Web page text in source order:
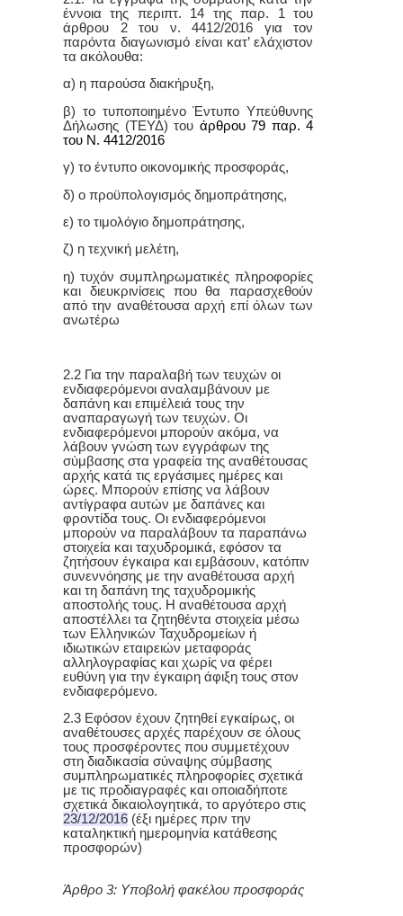
έννοια της περιπτ. 14 της παρ. 1 του
άρθρου 2 του ν. 4412/2016 για τον
παρόντα διαγωνισμό είναι κατ’ ελάχιστον
τα ακόλουθα:
α) η παρούσα διακήρυξη,
β) το τυποποιημένο Έντυπο Υπεύθυνης
Δήλωσης (ΤΕΥΔ) του άρθρου 79 παρ. 4
του Ν. 4412/2016
γ) το έντυπο οικονομικής προσφοράς,
δ) ο προϋπολογισμός δημοπράτησης,
ε) το τιμολόγιο δημοπράτησης,
ζ) η τεχνική μελέτη,
η) τυχόν συμπληρωματικές πληροφορίες
και διευκρινίσεις που θα παρασχεθούν
από την αναθέτουσα αρχή επί όλων των
ανωτέρω
2.2 Για την παραλαβή των τευχών οι
ενδιαφερόμενοι αναλαμβάνουν με
δαπάνη και επιμέλειά τους την
αναπαραγωγή των τευχών. Οι
ενδιαφερόμενοι μπορούν ακόμα, να
λάβουν γνώση των εγγράφων της
σύμβασης στα γραφεία της αναθέτουσας
αρχής κατά τις εργάσιμες ημέρες και
ώρες. Μπορούν επίσης να λάβουν
αντίγραφα αυτών με δαπάνες και
φροντίδα τους. Οι ενδιαφερόμενοι
μπορούν να παραλάβουν τα παραπάνω
στοιχεία και ταχυδρομικά, εφόσον τα
ζητήσουν έγκαιρα και εμβάσουν, κατόπιν
συνεννόησης με την αναθέτουσα αρχή
και τη δαπάνη της ταχυδρομικής
αποστολής τους. Η αναθέτουσα αρχή
αποστέλλει τα ζητηθέντα στοιχεία μέσω
των Ελληνικών Ταχυδρομείων ή
ιδιωτικών εταιρειών μεταφοράς
αλληλογραφίας και χωρίς να φέρει
ευθύνη για την έγκαιρη άφιξη τους στον
ενδιαφερόμενο.
2.3 Εφόσον έχουν ζητηθεί εγκαίρως, οι
αναθέτουσες αρχές παρέχουν σε όλους
τους προσφέροντες που συμμετέχουν
στη διαδικασία σύναψης σύμβασης
συμπληρωματικές πληροφορίες σχετικά
με τις προδιαγραφές και οποιαδήποτε
σχετικά δικαιολογητικά, το αργότερο στις
23/12/2016 (έξι ημέρες πριν την
καταληκτική ημερομηνία κατάθεσης
προσφορών)
Άρθρο 3: Υποβολή φακέλου προσφοράς